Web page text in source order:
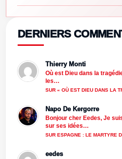
DERNIERS
Thierry Monti
Où est Dieu dans la
les…
SUR « OÙ EST DIEU DANS LA
Napo De Kergorre
Bonjour cher Eedes, Je
sur ses idées…
SUR ESPAGNE : LE MARTYRE
eedes